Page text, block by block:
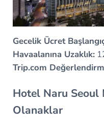
Gecelik Ücret
Havaalanına Uzaklık:
Trip.com
Hotel Naru
Olanaklar